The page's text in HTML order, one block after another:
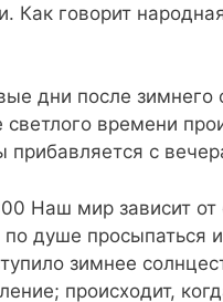
Как говорит
дни после зимнего
времени
прибавляется с
Наш мир зависит
душе просыпаться
зимнее
происходит,